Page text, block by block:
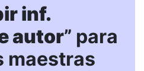
inf.
autor” para
maestras